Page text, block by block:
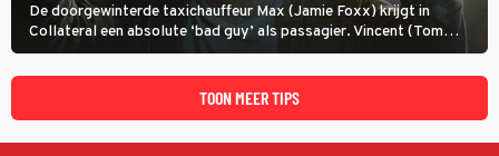
De doorgewinterde taxichauffeur Max (Jamie Foxx) krijgt in
Collateral een absolute ‘bad guy’ als passagier. Vincent (Tom
Cruise) heeft hem nodig om hem de stad door te loodsen om een
wel heel lugubere reden.
TOON MEER TIPS